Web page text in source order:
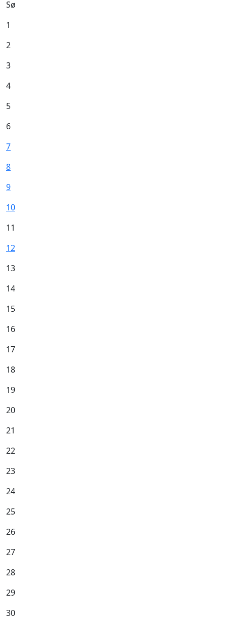
Sø
1
2
3
4
5
6
7
8
9
10
11
12
13
14
15
16
17
18
19
20
21
22
23
24
25
26
27
28
29
30